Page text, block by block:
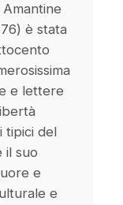
è stata
e lettere
tipici del
il suo
e
e